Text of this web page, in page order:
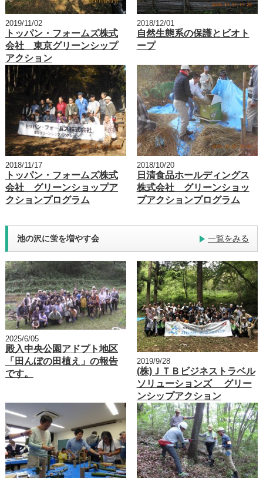
2019/11/02
トッパン・フォームズ株式
会社 東京グリーンシップ
アクション
2018/12/01
自然生態系の保護とビオト
ープ
2018/11/17
トッパン・フォームズ株式
会社 グリーンショップア
クションプログラム
2018/10/20
日清食品ホールディングス
株式会社 グリーンショッ
プアクションプログラム
池の沢に蛍を増やす会 一覧をみる
2025/6/05
殿入中央公園アドプト地区
「田んぼの田植え」の報告
です。
2019/9/28
(株)ＪＴＢビジネストラベル
ソリューションズ グリー
ンシップアクション